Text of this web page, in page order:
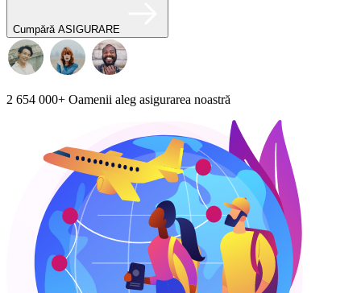
Cumpără ASIGURARE
2 654 000+ Oamenii aleg asigurarea noastră